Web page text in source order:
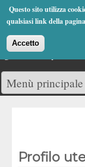
Questo sito utilizza
qualsiasi link della
Accetto
Jump to Navigation
Profilo